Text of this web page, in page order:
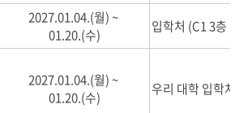
2027.01.04.(월) ~
01.20.(수)
입학처 (C1 3층 (
2027.01.04.(월) ~
01.20.(수)
우리 대학 입학처